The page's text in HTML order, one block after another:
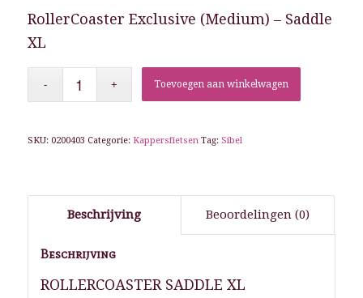
RollerCoaster Exclusive (Medium) – Saddle
XL
Toevoegen aan winkelwagen
SKU: 0200403 Categorie: Kappersfietsen Tag: Sibel
Beschrijving Beoordelingen (0)
Beschrijving
ROLLERCOASTER SADDLE XL